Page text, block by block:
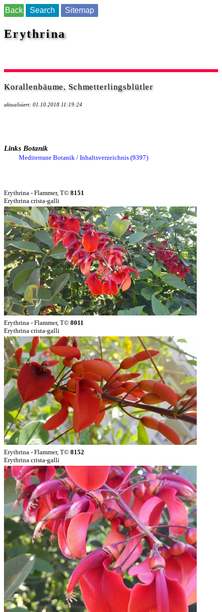
Back Search Sitemap
Erythrina
Korallenbäume, Schmetterlingsblütler
aktualisiert: 01.10.2018 11:19:24
Links Botanik
Mediterrane Botanik / Inhaltsverzeichnis (9397)
Erythrina - Flammer, T© 8151
Erythrina crista-galli
Erythrina - Flammer, T© 8011
Erythrina crista-galli
Erythrina - Flammer, T© 8152
Erythrina crista-galli